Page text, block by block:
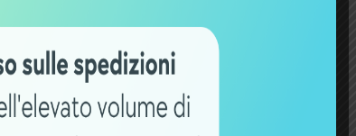
e umidità possono
possono ridurre l’efficienza della
naturale della batteria. È
necessario per garantire prestazioni